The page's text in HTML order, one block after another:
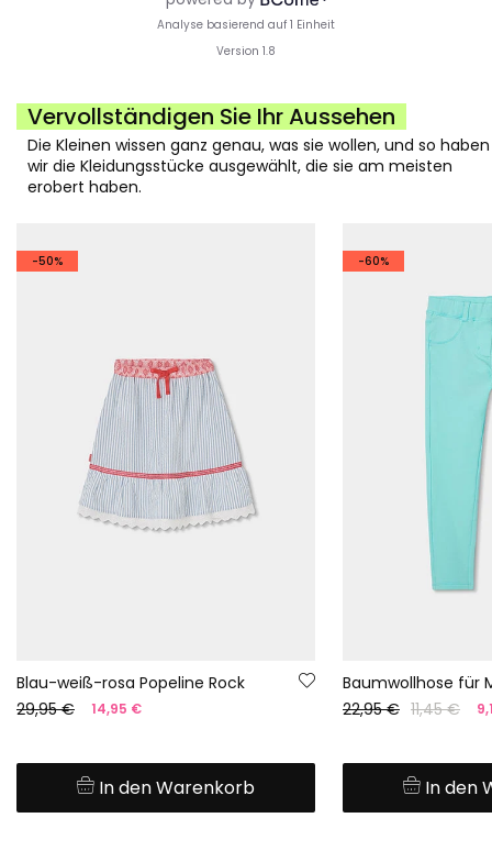
Vervollständigen Sie Ihr Aussehen
Die Kleinen wissen ganz genau, was sie wollen, und so haben
wir die Kleidungsstücke ausgewählt, die sie am meisten
erobert haben.
-50%
Blau-weiß-rosa Popeline Rock
29,95 €
14,95 €
In den Warenkorb
-60%
22,95 € 11,45 €
In den